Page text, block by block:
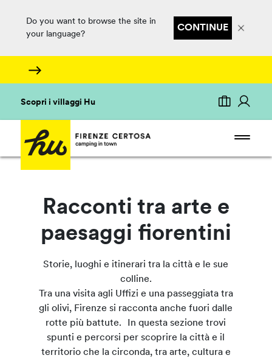
Do you want to browse the site in
your language?
CONTINUE
Scopri i villaggi Hu
Racconti tra arte e
paesaggi fiorentini
Storie, luoghi e itinerari tra la città e le sue
colline.
Tra una visita agli Uffizi e una passeggiata tra
gli olivi, Firenze si racconta anche fuori dalle
rotte più battute. In questa sezione trovi
spunti e percorsi per scoprire la città e il
territorio che la circonda, tra arte, cultura e